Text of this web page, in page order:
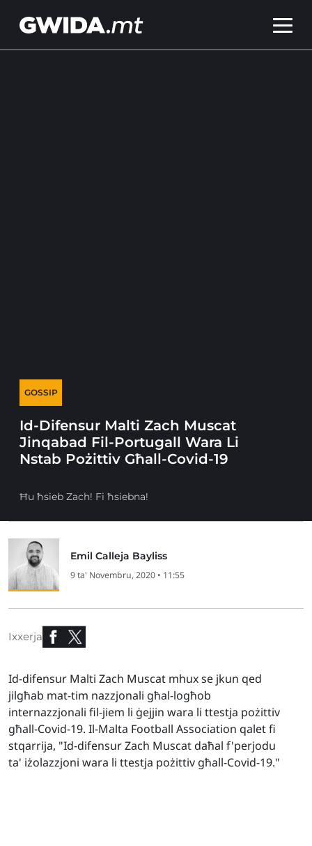
GOSSIP
Id-Difensur Malti Zach Muscat
Jinqabad Fil-Portugall Wara Li
Nstab Pożittiv Għall-Covid-19
Ħu ħsieb Zach! Fi ħsiebna!
Emil Calleja Bayliss
9 ta' Novembru, 2020 • 11:55
Ixxerja
Id-difensur Malti Zach Muscat mhux se jkun qed
jilgħab mat-tim nazzjonali għal-logħob
internazzjonali fil-jiem li ġejjin wara li ttestja pożittiv
għall-Covid-19. Il-Malta Football Association qalet fi
stqarrija, "Id-difensur Zach Muscat daħal f'perjodu
ta' iżolazzjoni wara li ttestja pożittiv għall-Covid-19."